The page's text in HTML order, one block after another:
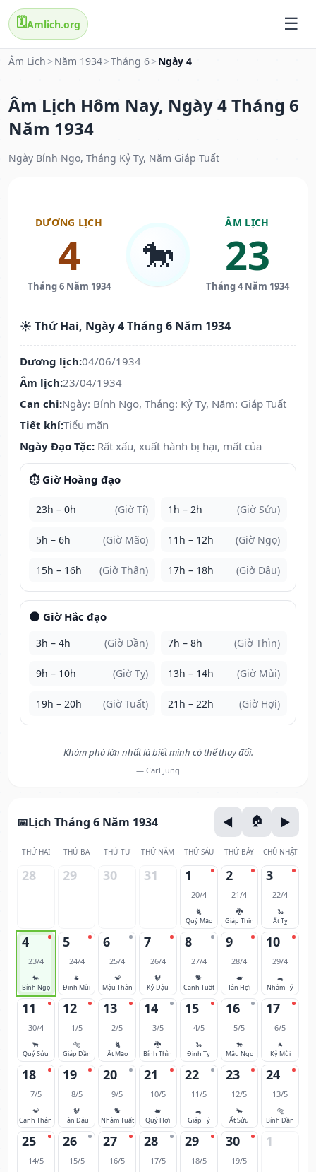
🗓️Amlich.org
Âm Lịch > Năm 1934>Tháng 6> Ngày 4
Âm Lịch Hôm Nay, Ngày 4 Tháng 6
Năm 1934
Ngày Bính Ngọ, Tháng Kỷ Tỵ, Năm Giáp Tuất
DƯƠNG LỊCH
4
Tháng 6 Năm 1934
🐎
ÂM LỊCH
23
Tháng 4 Năm 1934
☀️ Thứ Hai, Ngày 4 Tháng 6 Năm 1934
Dương lịch:04/06/1934
Âm lịch:23/04/1934
Can chi:Ngày: Bính Ngọ, Tháng: Kỷ Tỵ, Năm: Giáp Tuất
Tiết khí:Tiểu mãn
Ngày Đạo Tặc: Rất xấu, xuất hành bị hại, mất của
⏱️ Giờ Hoàng đạo
23h – 0h (Giờ Tí) 1h – 2h (Giờ Sửu)
5h – 6h (Giờ Mão) 11h – 12h (Giờ Ngọ)
15h – 16h (Giờ Thân) 17h – 18h (Giờ Dậu)
🌑 Giờ Hắc đạo
3h – 4h (Giờ Dần) 7h – 8h (Giờ Thìn)
9h – 10h (Giờ Tỵ) 13h – 14h (Giờ Mùi)
19h – 20h (Giờ Tuất) 21h – 22h (Giờ Hợi)
Khám phá lớn nhất là biết mình có thể thay đổi.
— Carl Jung
Lịch Tháng 6 Năm 1934
THỨ HAI THỨ BA THỨ TƯ THỨ NĂM THỨ SÁU THỨ BẢY CHỦ NHẬT
28 29 30 31 1
20/4
🐈
Quý Mão
2
21/4
🐉
Giáp Thìn
3
22/4
🐍
Ất Tỵ
4
23/4
🐎
Bính Ngọ
5
24/4
🐐
Đinh Mùi
6
25/4
🐒
Mậu Thân
7
26/4
🐓
Kỷ Dậu
8
27/4
🐕
Canh Tuất
9
28/4
🐖
Tân Hợi
10
29/4
🐀
Nhâm Tý
11
30/4
🐂
Quý Sửu
12
1/5
🐅
Giáp Dần
13
2/5
🐈
Ất Mão
14
3/5
🐉
Bính Thìn
15
4/5
🐍
Đinh Tỵ
16
5/5
🐎
Mậu Ngọ
17
6/5
🐐
Kỷ Mùi
18
7/5
🐒
Canh Thân
19
8/5
🐓
Tân Dậu
20
9/5
🐕
Nhâm Tuất
21
10/5
🐖
Quý Hợi
22
11/5
🐀
Giáp Tý
23
12/5
🐂
Ất Sửu
24
13/5
🐅
Bính Dần
25
14/5
26
15/5
27
16/5
28
17/5
29
18/5
30
19/5
1